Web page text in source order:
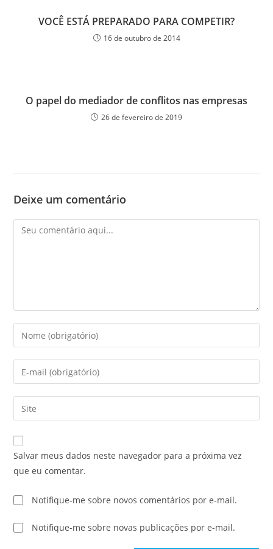
VOCÊ ESTÁ PREPARADO PARA COMPETIR?
16 de outubro de 2014
O papel do mediador de conflitos nas empresas
26 de fevereiro de 2019
Deixe um comentário
Salvar meus dados neste navegador para a próxima vez
que eu comentar.
Notifique-me sobre novos comentários por e-mail.
Notifique-me sobre novas publicações por e-mail.